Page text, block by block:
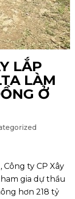
LẮP
LÀM
Ở
ty CP Xây
gia dự thầu
hơn 218 tỷ